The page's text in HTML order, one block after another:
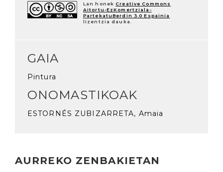
Lan honek Creative Commons
Aitortu-EzKomertziala-
PartekatuBerdin 3.0 Espainia
lizentzia dauka.
GAIA
Pintura
ONOMASTIKOAK
ESTORNÉS ZUBIZARRETA, Amaia
AURREKO ZENBAKIETAN